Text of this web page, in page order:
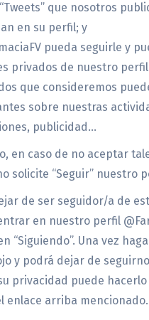
que nosotros
en su perfil; y
pueda seguirle y
privados de nuestro
que consideremos
sobre nuestras
publicidad…
en caso de no aceptar
solicite “Seguir” nuestro
de ser seguidor/a de
en nuestro perfil
“Siguiendo”. Una vez
y podrá dejar de
privacidad puede
enlace arriba mencionado.